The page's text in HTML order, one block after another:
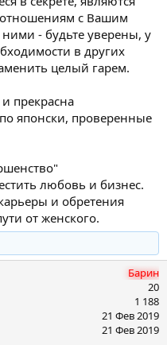
с Вашим
- будьте уверены, у
в других
целый гарем.
прекрасна
японски, проверенные
любовь и бизнес.
и обретения
от женского.
Барин
20
1 188
21 Фев 2019
21 Фев 2019